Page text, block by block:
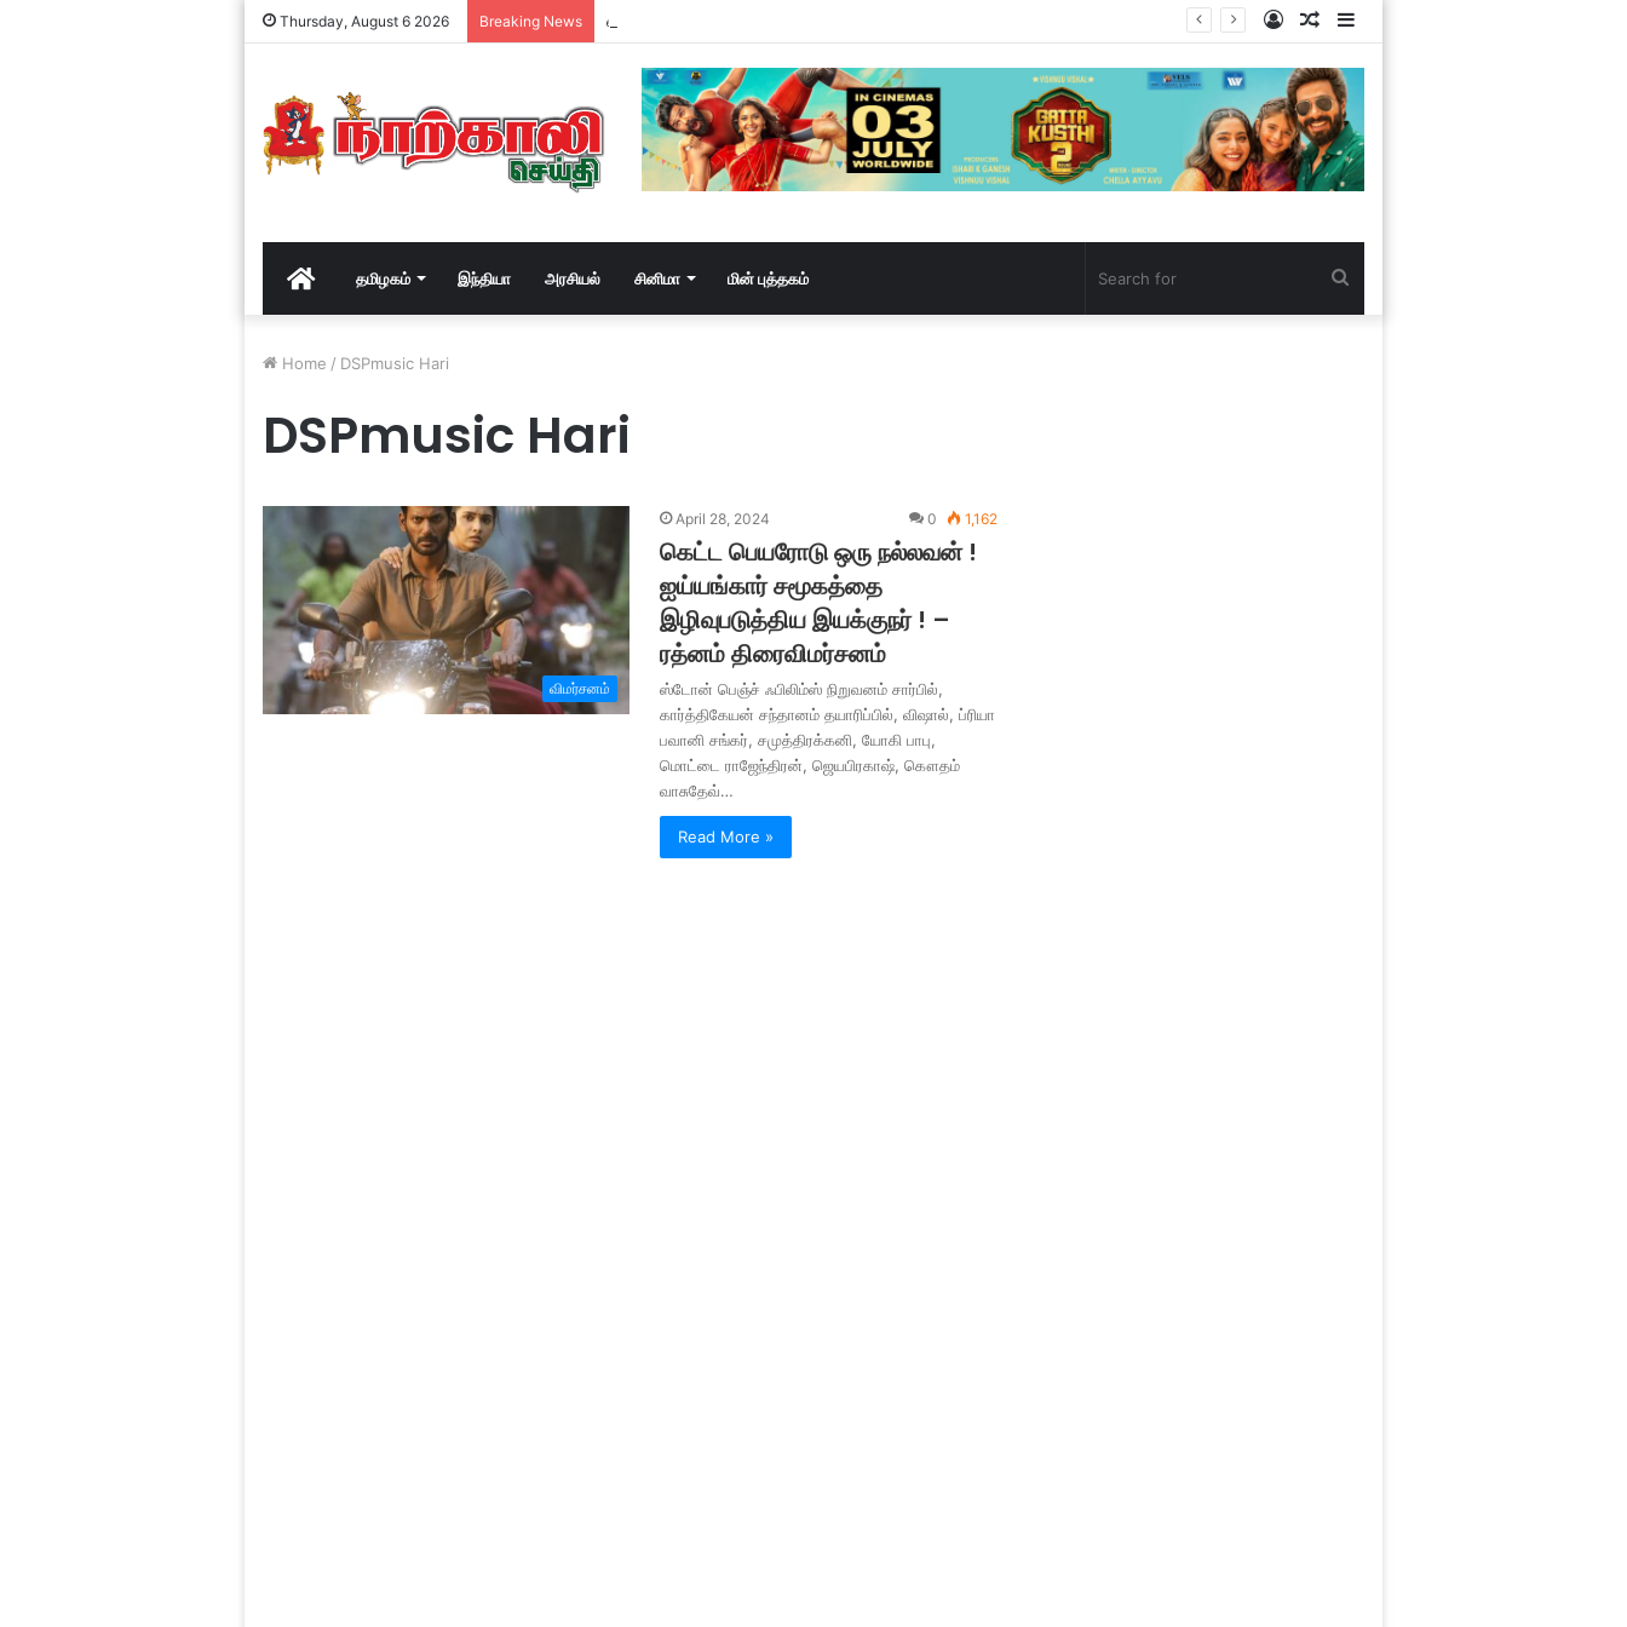
Thursday, August 6 2026 Breaking News வடசென்னையில் ரேசன் அரிசி கடத்தல் கும்பல் கைதும், பின்னணியும் !
Random
Article
Log
In
Homeதமிழகம் இந்தியா அரசியல் சினிமா மின் புத்தகம்
Home / DSPmusic Hari
DSPmusic Hari
விமர்சனம்
April 28, 2024 0 1,162
கெட்ட பெயரோடு ஒரு நல்லவன் !
ஐய்யங்கார் சமூகத்தை
இழிவுபடுத்திய இயக்குநர் ! –
ரத்னம் திரைவிமர்சனம்
ஸ்டோன் பெஞ்ச் ஃபிலிம்ஸ் நிறுவனம் சார்பில்,
கார்த்திகேயன் சந்தானம் தயாரிப்பில், விஷால், ப்ரியா
பவானி சங்கர், சமுத்திரக்கனி, யோகி பாபு,
மொட்டை ராஜேந்திரன், ஜெயபிரகாஷ், கௌதம்
வாசுதேவ்…
Read More »